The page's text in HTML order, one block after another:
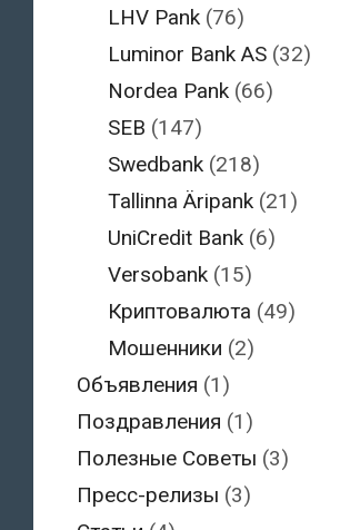
LHV Pank (76)
Luminor Bank AS (32)
Nordea Pank (66)
SEB (147)
Swedbank (218)
Tallinna Äripank (21)
UniCredit Bank (6)
Versobank (15)
Криптовалюта (49)
Мошенники (2)
Объявления (1)
Поздравления (1)
Полезные Советы (3)
Пресс-релизы (3)